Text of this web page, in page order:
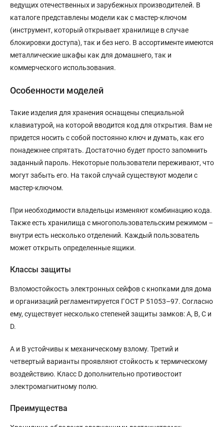
ведущих отечественных и зарубежных производителей. В
каталоге представлены модели как с мастер-ключом
(инструмент, который открывает хранилище в случае
блокировки доступа), так и без него. В ассортименте имеются
металлические шкафы как для домашнего, так и
коммерческого использования.
Особенности моделей
Такие изделия для хранения оснащены специальной
клавиатурой, на которой вводится код для открытия. Вам не
придется носить с собой постоянно ключ и думать, как его
понадежнее спрятать. Достаточно будет просто запомнить
заданный пароль. Некоторые пользователи переживают, что
могут забыть его. На такой случай существуют модели с
мастер-ключом.
При необходимости владельцы изменяют комбинацию кода.
Также есть хранилища с многопользовательским режимом –
внутри есть несколько отделений. Каждый пользователь
может открыть определенные ящики.
Классы защиты
Взломостойкость электронных сейфов с кнопками для дома
и организаций регламентируется ГОСТ Р 51053–97. Согласно
ему, существует несколько степеней защиты замков: A, B, C и
D.
A и B устойчивы к механическому взлому. Третий и
четвертый варианты проявляют стойкость к термическому
воздействию. Класс D дополнительно противостоит
электромагнитному полю.
Преимущества